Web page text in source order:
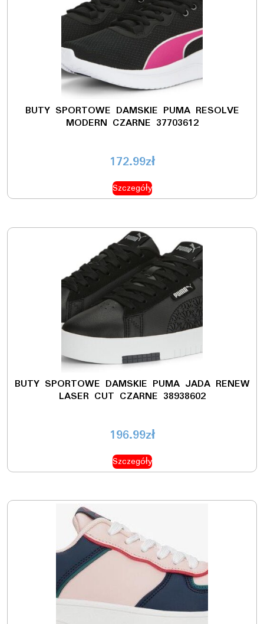
BUTY SPORTOWE DAMSKIE PUMA RESOLVE
MODERN CZARNE 37703612
172.99zł
Szczegóły
BUTY SPORTOWE DAMSKIE PUMA JADA RENEW
LASER CUT CZARNE 38938602
196.99zł
Szczegóły